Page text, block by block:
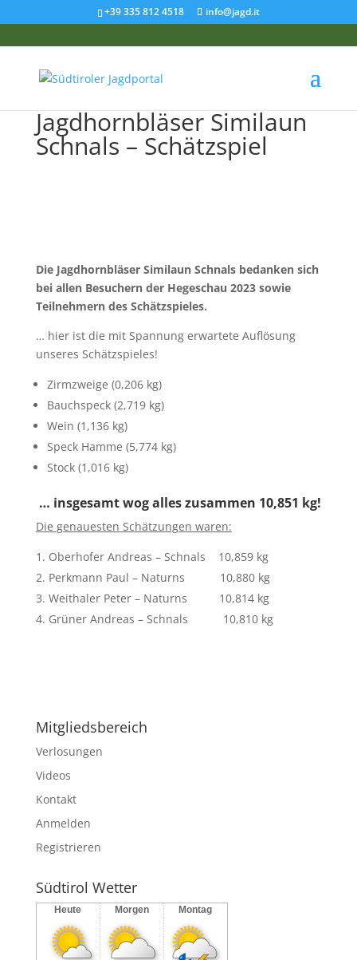
+39 335 812 4518 info@jagd.it
Jagdhornbläser Similaun
Schnals – Schätzspiel
Die Jagdhornbläser Similaun Schnals bedanken sich
bei allen Besuchern der Hegeschau 2023 sowie
Teilnehmern des Schätzspieles.
… hier ist die mit Spannung erwartete Auflösung
unseres Schätzspieles!
Zirmzweige (0,206 kg)
Bauchspeck (2,719 kg)
Wein (1,136 kg)
Speck Hamme (5,774 kg)
Stock (1,016 kg)
… insgesamt wog alles zusammen 10,851 kg!
Die genauesten Schätzungen waren:
Oberhofer Andreas – Schnals 10,859 kg
Perkmann Paul – Naturns 10,880 kg
Weithaler Peter – Naturns 10,814 kg
Grüner Andreas – Schnals 10,810 kg
Mitgliedsbereich
Verlosungen
Videos
Kontakt
Anmelden
Registrieren
Südtirol Wetter
Heute Morgen Montag